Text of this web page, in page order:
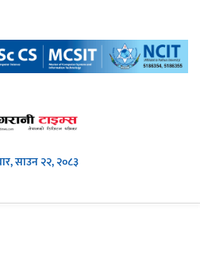
साउन २२, २०८३